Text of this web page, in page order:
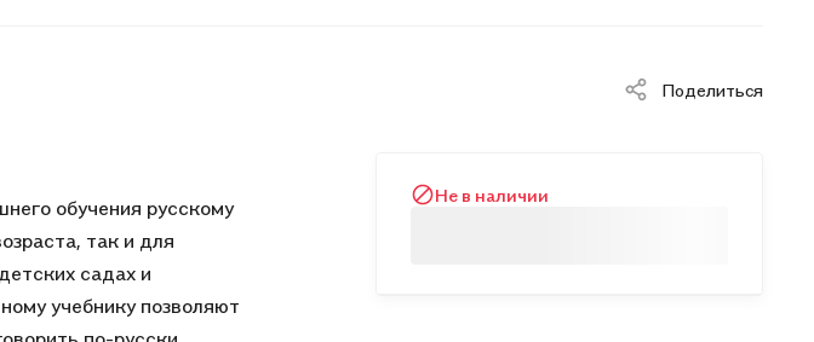
Поделиться
обучения русскому
так и для
садах и
учебнику позволяют
Не в наличии